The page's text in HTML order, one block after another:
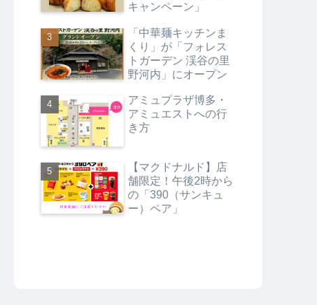
キャンペーン」
「中華麺キッチンま
くり」が「フォレス
トガーデン 渓谷の里
野河内」にオープン
アミュプラザ博多・
アミュエストへの行
き方
【マクドナルド】店
舗限定！午後2時から
の「390（サンキュ
ー）ペア」